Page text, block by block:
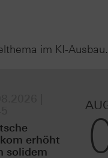
im KI-Ausbau.
erhöht
solidem